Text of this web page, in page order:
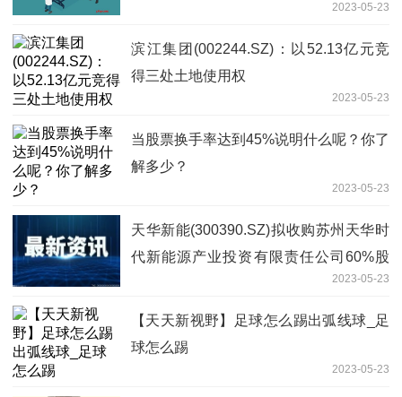
2023-05-23
滨江集团(002244.SZ)：以52.13亿元竞
得三处土地使用权
2023-05-23
当股票换手率达到45%说明什么呢？你了
解多少？
2023-05-23
天华新能(300390.SZ)拟收购苏州天华时
代新能源产业投资有限责任公司60%股
2023-05-23
【天天新视野】足球怎么踢出弧线球_足
球怎么踢
2023-05-23